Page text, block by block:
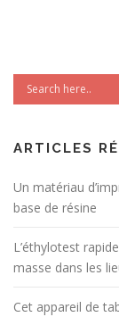
ARTICLES
Un matériau
base de résine
L’éthylotest
masse dans les
Cet appareil de